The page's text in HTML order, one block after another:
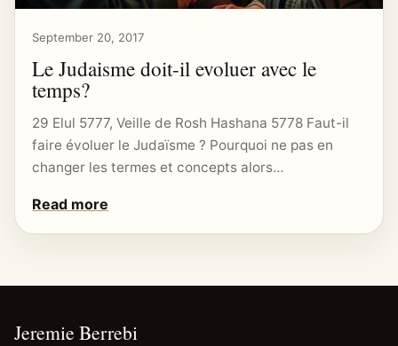
September 20, 2017
Le Judaisme doit-il evoluer avec le
temps?
29 Elul 5777, Veille de Rosh Hashana 5778 Faut-il
faire évoluer le Judaïsme ? Pourquoi ne pas en
changer les termes et concepts alors…
Read more
Jeremie Berrebi